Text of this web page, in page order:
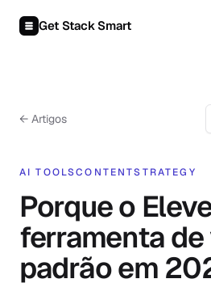
Get Stack Smart
← Artigos
AI TOOLSCONTENTSTRATEGY
Porque o
ferramenta de
padrão em